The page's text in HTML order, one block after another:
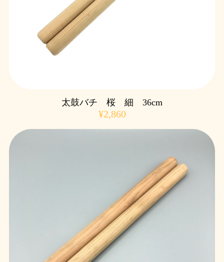
太鼓バチ 桜 細 36cm
¥2,860